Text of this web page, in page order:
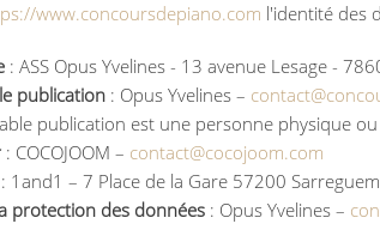
www.concoursdepiano.com l'identité des
: ASS Opus Yvelines - 13 avenue Lesage -
publication : Opus Yvelines –
publication est une personne physique
: COCOJOOM – contact@cocojoom.com
: 1and1 – 7 Place de la Gare 57200
protection des données : Opus Yvelines –